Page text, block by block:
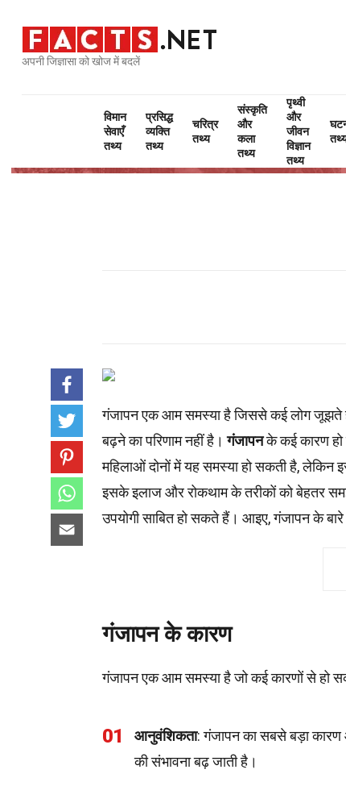
अपनी जिज्ञासा को खोज में बदलें
विमान
सेवाएँ
तथ्य
प्रसिद्ध
व्यक्ति
तथ्य
चरित्र
तथ्य
संस्कृति
और
कला
तथ्य
पृथ्वी
और
जीवन
विज्ञान
तथ्य
गंजापन एक आम समस्या है जिससे कई लोग
बढ़ने का परिणाम नहीं है।गंजापनके कई कारण हो
महिलाओं दोनों में यह समस्या हो सकती है,
इसके इलाज और रोकथाम के तरीकों को बेहतर
उपयोगी साबित हो सकते हैं। आइए, गंजापन के
गंजापन के कारण
गंजापन एक आम समस्या है जो कई कारणों से हो
01 आनुवंशिकता: गंजापन का सबसे बड़ा
की संभावना बढ़ जाती है।